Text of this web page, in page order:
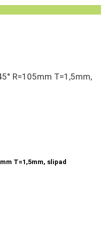
T=1,5mm, slipad